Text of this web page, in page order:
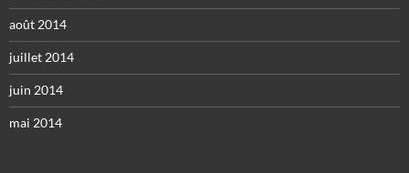
août 2014
juillet 2014
juin 2014
mai 2014